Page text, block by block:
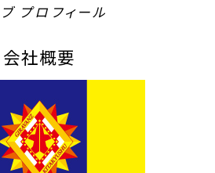
プロフィール
会社概要